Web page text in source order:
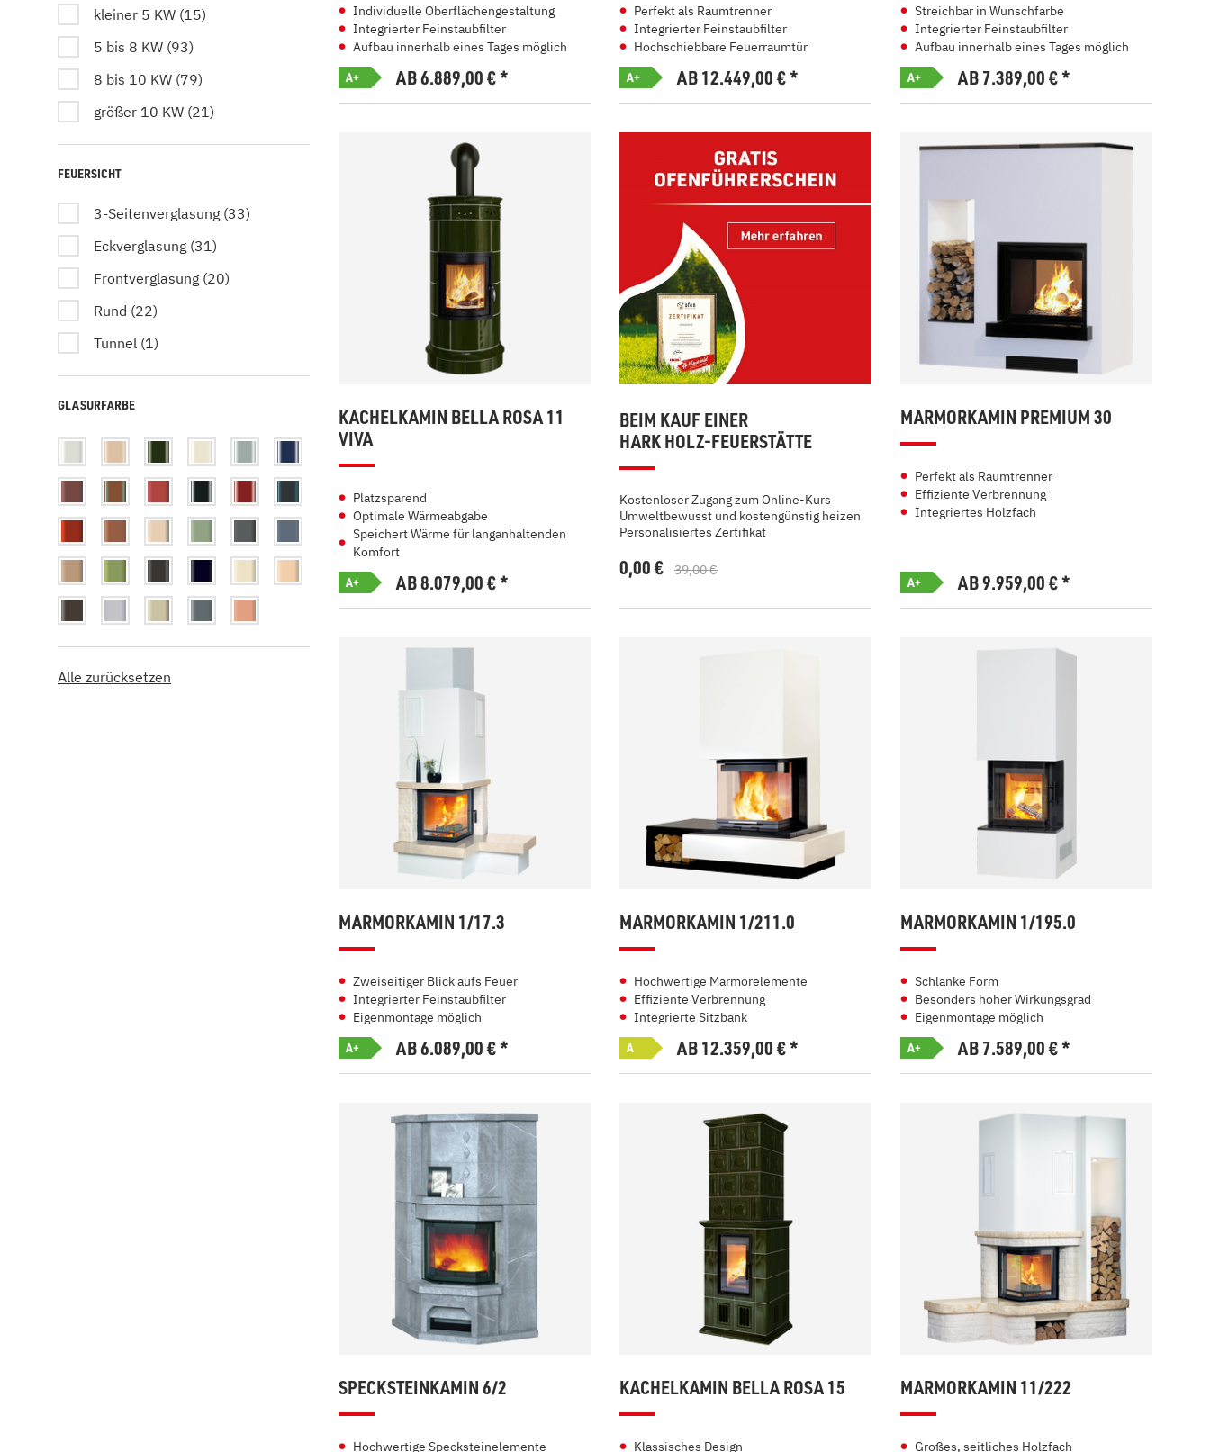
kleiner 5 KW (15)
5 bis 8 KW (93)
8 bis 10 KW (79)
größer 10 KW (21)
FEUERSICHT
3-Seitenverglasung (33)
Eckverglasung (31)
Frontverglasung (20)
Rund (22)
Tunnel (1)
GLASURFARBE
Alle zurücksetzen
Individuelle Oberflächengestaltung
Integrierter Feinstaubfilter
Aufbau innerhalb eines Tages möglich
A+ AB 6.889,00€*
Perfekt als Raumtrenner
Integrierter Feinstaubfilter
Hochschiebbare Feuerraumtür
A+ AB 12.449,00€*
Streichbar in Wunschfarbe
Integrierter Feinstaubfilter
Aufbau innerhalb eines Tages möglich
A+ AB 7.389,00€*
KACHELKAMIN BELLA ROSA 11
VIVA
Platzsparend
Optimale Wärmeabgabe
Speichert Wärme für langanhaltenden
Komfort
A+ AB 8.079,00€*
BEIM KAUF EINER
HARK HOLZ-FEUERSTÄTTE
Kostenloser Zugang zum Online-Kurs
Umweltbewusst und kostengünstig heizen
Personalisiertes Zertifikat
0,00 € 39,00 €
MARMORKAMIN PREMIUM 30
Perfekt als Raumtrenner
Effiziente Verbrennung
Integriertes Holzfach
A+ AB 9.959,00€*
MARMORKAMIN 1/17.3
Zweiseitiger Blick aufs Feuer
Integrierter Feinstaubfilter
Eigenmontage möglich
A+ AB 6.089,00€*
MARMORKAMIN 1/211.0
Hochwertige Marmorelemente
Effiziente Verbrennung
Integrierte Sitzbank
A AB 12.359,00€*
MARMORKAMIN 1/195.0
Schlanke Form
Besonders hoher Wirkungsgrad
Eigenmontage möglich
A+ AB 7.589,00€*
SPECKSTEINKAMIN 6/2
Hochwertige Specksteinelemente
KACHELKAMIN BELLA ROSA 15
Klassisches Design
MARMORKAMIN 11/222
Großes, seitliches Holzfach